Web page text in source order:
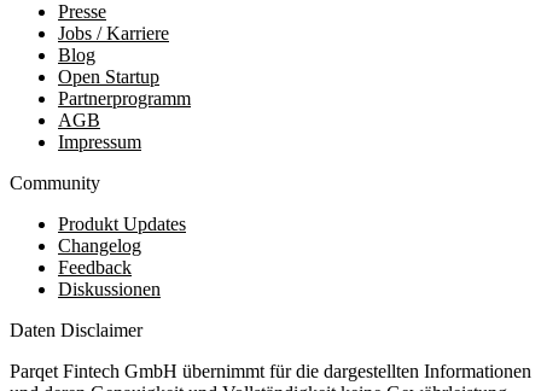
Presse
Jobs / Karriere
Blog
Open Startup
Partnerprogramm
AGB
Impressum
Community
Produkt Updates
Changelog
Feedback
Diskussionen
Daten Disclaimer
Parqet Fintech GmbH übernimmt für die dargestellten Informationen